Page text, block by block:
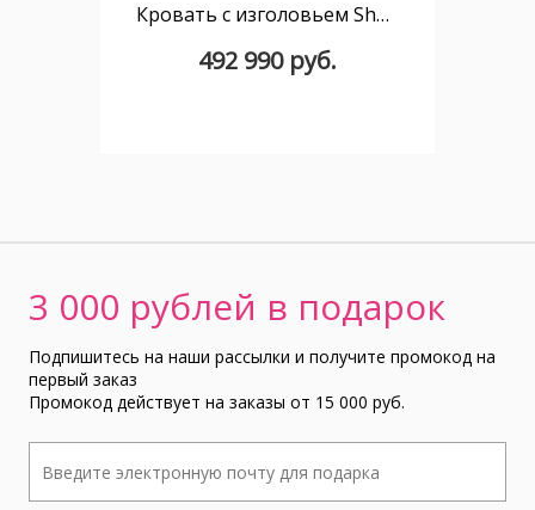
Кровать с изголовьем Shelby 164*228
492 990 руб.
3 000 рублей в подарок
Подпишитесь на наши рассылки и получите промокод на
первый заказ
Промокод действует на заказы от 15 000 руб.